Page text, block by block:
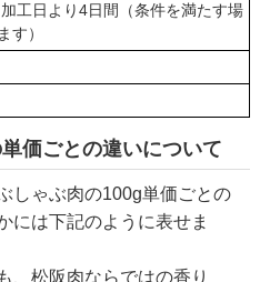
工日より4日間（条件を満たす場
す）
価ごとの違いについて
しゃぶ肉の100g単価ごとの
には下記のように表せま
、松阪肉ならではの香り